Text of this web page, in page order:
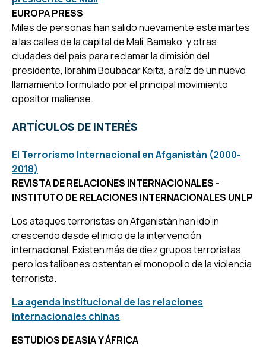
EUROPA PRESS
Miles de personas han salido nuevamente este martes
a las calles de la capital de Malí, Bamako, y otras
ciudades del país para reclamar la dimisión del
presidente, Ibrahim Boubacar Keita, a raíz de un nuevo
llamamiento formulado por el principal movimiento
opositor maliense.
ARTÍCULOS DE INTERÉS
El Terrorismo Internacional en Afganistán (2000-
2018)
REVISTA DE RELACIONES INTERNACIONALES -
INSTITUTO DE RELACIONES INTERNACIONALES UNLP
Los ataques terroristas en Afganistán han ido in
crescendo desde el inicio de la intervención
internacional. Existen más de diez grupos terroristas,
pero los talibanes ostentan el monopolio de la violencia
terrorista.
La agenda institucional de las relaciones
internacionales chinas
ESTUDIOS DE ASIA Y ÁFRICA